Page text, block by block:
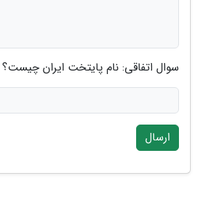
سوال اتفاقی: نام پایتخت ایران چیست؟
ارسال